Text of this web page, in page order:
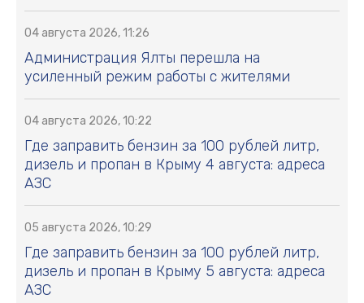
04 августа 2026, 11:26
Администрация Ялты перешла на
усиленный режим работы с жителями
04 августа 2026, 10:22
Где заправить бензин за 100 рублей литр,
дизель и пропан в Крыму 4 августа: адреса
АЗС
05 августа 2026, 10:29
Где заправить бензин за 100 рублей литр,
дизель и пропан в Крыму 5 августа: адреса
АЗС